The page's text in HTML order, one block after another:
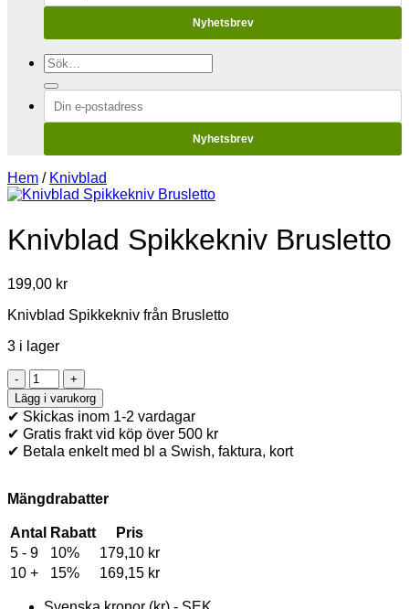
Nyhetsbrev
Sök
efter:
Nyhetsbrev
Hem / Knivblad
Knivblad Spikkekniv Brusletto
199,00 kr
Knivblad Spikkekniv från Brusletto
3 i lager
Knivblad
Spikkekniv
Brusletto
mängd
Lägg i varukorg
✔ Skickas inom 1-2 vardagar
✔ Gratis frakt vid köp över 500 kr
✔ Betala enkelt med bl a Swish, faktura, kort
Mängdrabatter
Antal Rabatt
Pris
5 - 9
10% 179,10 kr
10 +
15% 169,15 kr